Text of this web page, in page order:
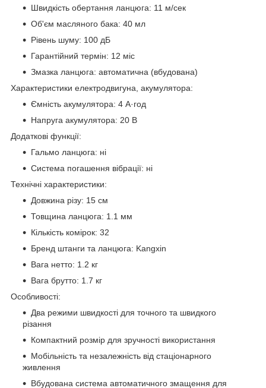
Швидкість обертання ланцюга: 11 м/сек
Об'єм масляного бака: 40 мл
Рівень шуму: 100 дБ
Гарантійний термін: 12 міс
Змазка ланцюга: автоматична (вбудована)
Характеристики електродвигуна, акумулятора:
Ємність акумулятора: 4 А·год
Напруга акумулятора: 20 В
Додаткові функції:
Гальмо ланцюга: ні
Система погашення вібрації: ні
Технічні характеристики:
Довжина різу: 15 см
Товщина ланцюга: 1.1 мм
Кількість комірок: 32
Бренд штанги та ланцюга: Kangxin
Вага нетто: 1.2 кг
Вага брутто: 1.7 кг
Особливості:
Два режими швидкості для точного та швидкого
різання
Компактний розмір для зручності використання
Мобільність та незалежність від стаціонарного
живлення
Вбудована система автоматичного змащення для